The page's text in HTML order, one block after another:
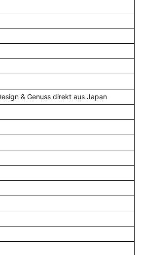
& Genuss direkt aus Japan